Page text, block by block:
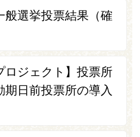
般選挙投票結果（確
ロジェクト】投票所
期日前投票所の導入